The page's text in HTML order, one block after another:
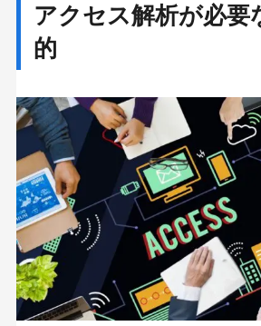
Webサイトを訪れたユーザー
る
ユーザーのコンバージョン
どのページからユーザーがコ
いるかわかる
アクセス解析を行うためのポイ
Webサイトの目的と目標を設
仮説をもって検証、改善を行
アクセス解析が必要
的